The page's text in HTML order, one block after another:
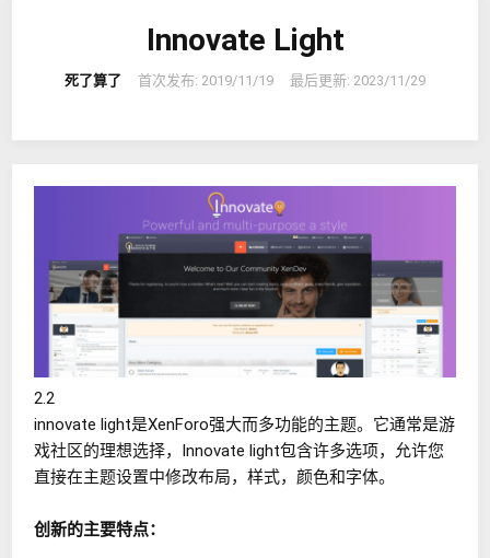
Innovate Light
死了算了 首次发布: 2019/11/19 最后更新: 2023/11/29
2.2
innovate light是XenForo强大而多功能的主题。它通常是游
戏社区的理想选择，Innovate light包含许多选项，允许您
直接在主题设置中修改布局，样式，颜色和字体。
创新的主要特点：